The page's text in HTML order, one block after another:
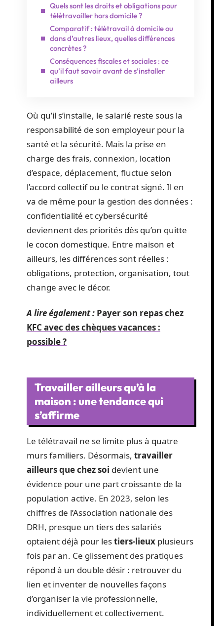
Quels sont les droits et obligations pour
télétravailler hors domicile ?
Comparatif : télétravail à domicile ou
dans d’autres lieux, quelles différences
concrètes ?
Conséquences fiscales et sociales : ce
qu’il faut savoir avant de s’installer
ailleurs
Où qu’il s’installe, le salarié reste sous la
responsabilité de son employeur pour la
santé et la sécurité. Mais la prise en
charge des frais, connexion, location
d’espace, déplacement, fluctue selon
l’accord collectif ou le contrat signé. Il en
va de même pour la gestion des données :
confidentialité et cybersécurité
deviennent des priorités dès qu’on quitte
le cocon domestique. Entre maison et
ailleurs, les différences sont réelles :
obligations, protection, organisation, tout
change avec le décor.
A lire également : Payer son repas chez
KFC avec des chèques vacances :
possible ?
Travailler ailleurs qu’à la
maison : une tendance qui
s’affirme
Le télétravail ne se limite plus à quatre
murs familiers. Désormais, travailler
ailleurs que chez soi devient une
évidence pour une part croissante de la
population active. En 2023, selon les
chiffres de l’Association nationale des
DRH, presque un tiers des salariés
optaient déjà pour lestiers-lieux plusieurs
fois par an. Ce glissement des pratiques
répond à un double désir : retrouver du
lien et inventer de nouvelles façons
d’organiser la vie professionnelle,
individuellement et collectivement.